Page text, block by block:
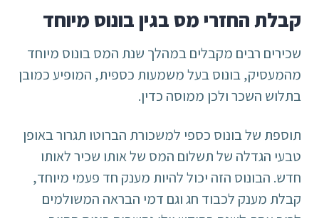
קבלת החזרי מס בגין בונוס מיוחד
שכירים רבים מקבלים במהלך שנת המס בונוס מיוחד
מהמעסיק, בונוס בעל משמעות כספית, המופיע כמובן
בתלוש השכר ולכן ממוסה כדין.
תוספת של בונוס כספי למשכורת הברוטו תגרור באופן
טבעי הגדלה של תשלום המס של אותו שכיר לאותו
חדש. הבונוס הזה יכול להיות מענק חד פעמי מיוחד,
קבלת מענק לכבוד חג וגם דמי הבראה המשולמים